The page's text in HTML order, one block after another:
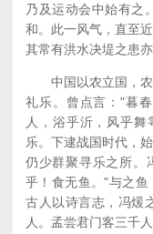
乃及运动会中始有之
和。此一风气，直至
其常有洪水决堤之患亦
中国以农立国，农
礼乐。曾点言："暮
人，浴乎沂，风乎
乐。下逮战国时代，
仍少群聚寻乐之所。
乎！食无鱼。"与之鱼
古人以诗言志，冯煖
人。孟尝君门客三千